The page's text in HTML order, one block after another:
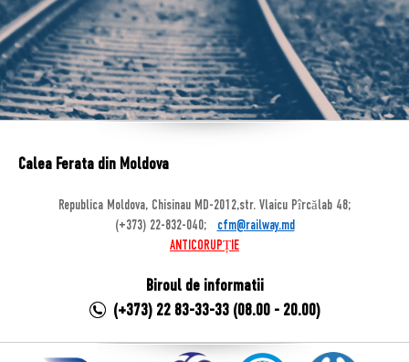
Calea Ferata din Moldova
Republica Moldova, Chisinau MD-2012,str. Vlaicu Pîrcălab 48;
(+373) 22-832-040;
cfm@railway.md
ANTICORUPȚIE
Biroul de informatii
(+373) 22 83-33-33 (08.00 - 20.00)